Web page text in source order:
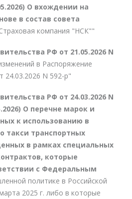
О вхождении на
в состав совета
компания "НСК""
РФ от 21.05.2026 N
в Распоряжение
24.03.2026 N 592-р"
РФ от 24.03.2026 N
О перечне марок и
к использованию в
такси транспортных
в рамках специальных
которые
с Федеральным
политике в Российской
2025 г. либо в которые